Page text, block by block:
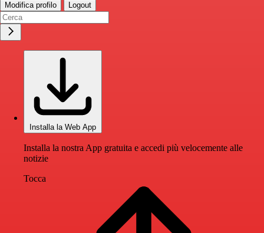
Modifica profilo Logout
Installa la Web App
Installa la nostra App gratuita e accedi più velocemente alle
notizie
Tocca